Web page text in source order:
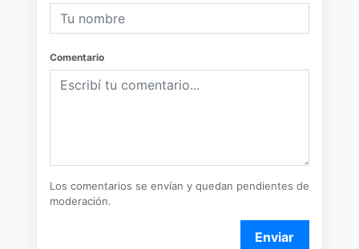
Comentario
Los comentarios se envían y quedan pendientes de
moderación.
Enviar